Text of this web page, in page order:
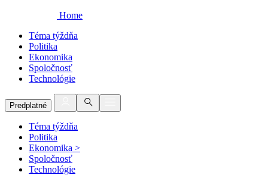
Home
Téma týždňa
Politika
Ekonomika
Spoločnosť
Technológie
Predplatné
Téma týždňa
Politika
Ekonomika >
Spoločnosť
Technológie